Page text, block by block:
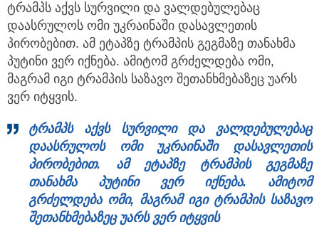
ტრამპს აქვს სურვილი და ვალდებულებაც
დაასრულოს ომი უკრაინაში დასავლეთის
პირობებით. ამ ეტაპზე ტრამპის გეგმაზე თანახმა
პუტინი ვერ იქნება. ამიტომ გრძელდება ომი,
მაგრამ იგი ტრამპის საზავო შეთანხმებაზეც უარს
ვერ იტყვის.
ტრამპს აქვს სურვილი და ვალდებულებაც
დაასრულოს ომი უკრაინაში დასავლეთის
პირობებით. ამ ეტაპზე ტრამპის გეგმაზე
თანახმა პუტინი ვერ იქნება. ამიტომ
გრძელდება ომი, მაგრამ იგი ტრამპის საზავო
შეთანხმებაზეც უარს ვერ იტყვის